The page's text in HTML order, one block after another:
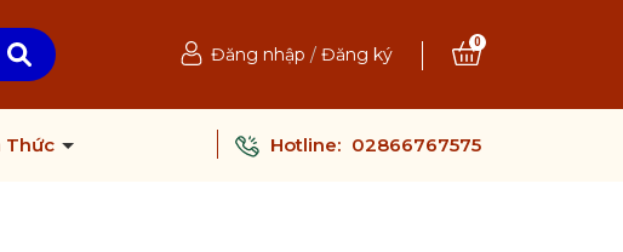
Đăng nhập / Đăng ký
0
Thức Hotline: 02866767575